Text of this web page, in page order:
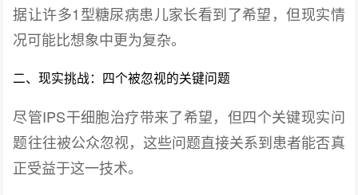
据让许多1型糖尿病患儿家长看到了希望，但现实情
况可能比想象中更为复杂。
二、现实挑战：四个被忽视的关键问题
尽管IPS干细胞治疗带来了希望，但四个关键现实问
题往往被公众忽视，这些问题直接关系到患者能否真
正受益于这一技术。